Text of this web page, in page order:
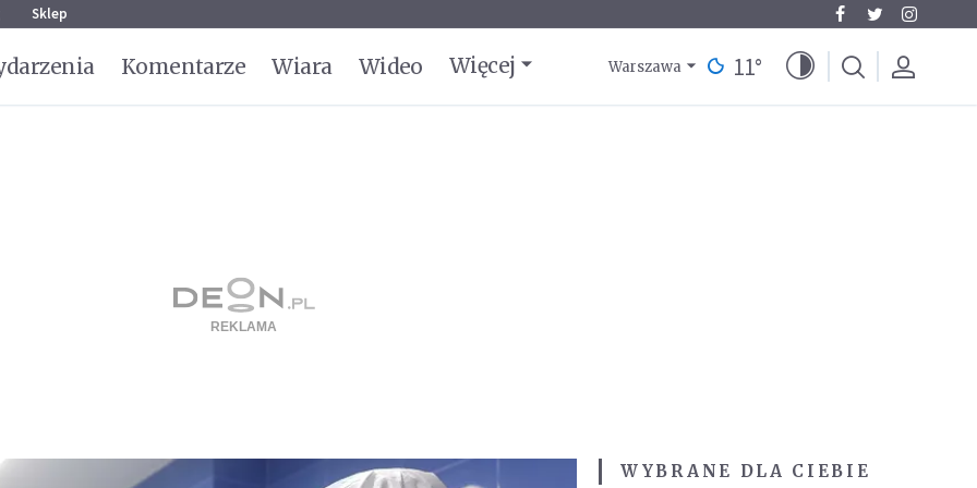
Sklep
Komentarze Wiara Wideo Więcej Warszawa 11°
WYBRANE DLA CIEBIE